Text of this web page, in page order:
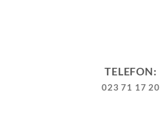
TELEFON:
023 71 17 20